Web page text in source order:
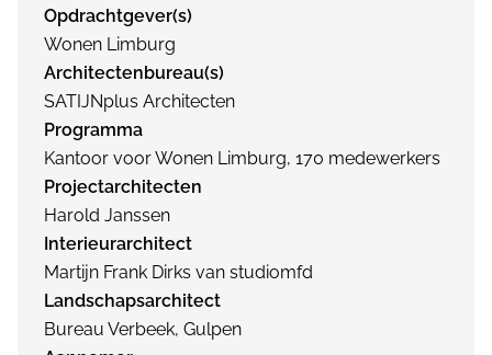
Opdrachtgever(s)
Wonen Limburg
Architectenbureau(s)
SATIJNplus Architecten
Programma
Kantoor voor Wonen Limburg, 170 medewerkers
Projectarchitecten
Harold Janssen
Interieurarchitect
Martijn Frank Dirks van studiomfd
Landschapsarchitect
Bureau Verbeek, Gulpen